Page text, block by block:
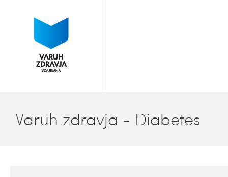
Varuh zdravja - Diabetes